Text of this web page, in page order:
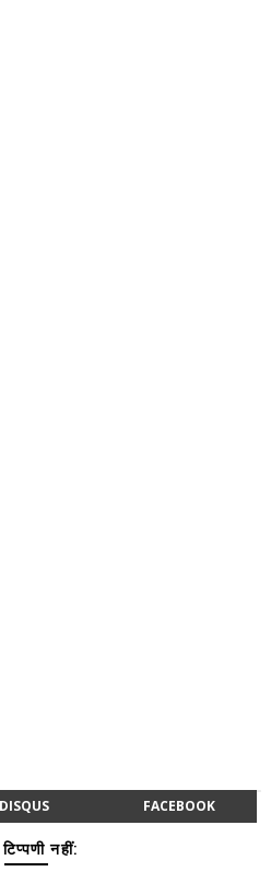
DISQUS FACEBOOK
नहीं: